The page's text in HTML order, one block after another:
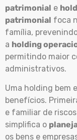
patrimonial e
patrimonial foca
família,
a holding
permitindo maior
administrativos.
Uma holding bem
benefícios.
e familiar de
simplifica o
os bens e